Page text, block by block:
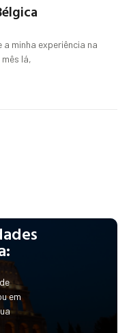
minha experiência na
lá,
em